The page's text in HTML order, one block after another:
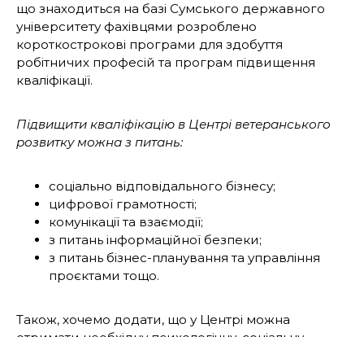
що знаходиться на базі Сумського державного
університету фахівцями розроблено
короткострокові програми для здобуття
робітничих професій та програм підвищення
кваліфікації.
Підвищити кваліфікацію в Центрі ветеранського
розвитку можна з питань:
соціально відповідального бізнесу;
цифрової грамотності;
комунікації та взаємодії;
з питань інформаційної безпеки;
з питань бізнес-планування та управління
проєктами тощо.
Також, хочемо додати, що у Центрі можна